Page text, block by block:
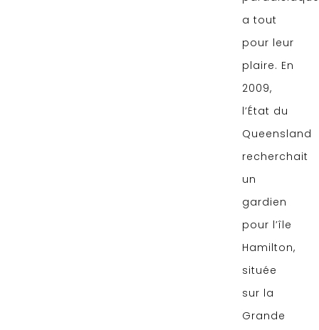
a tout
pour leur
plaire. En
2009,
l’État du
Queensland
recherchait
un
gardien
pour l’île
Hamilton,
située
sur la
Grande